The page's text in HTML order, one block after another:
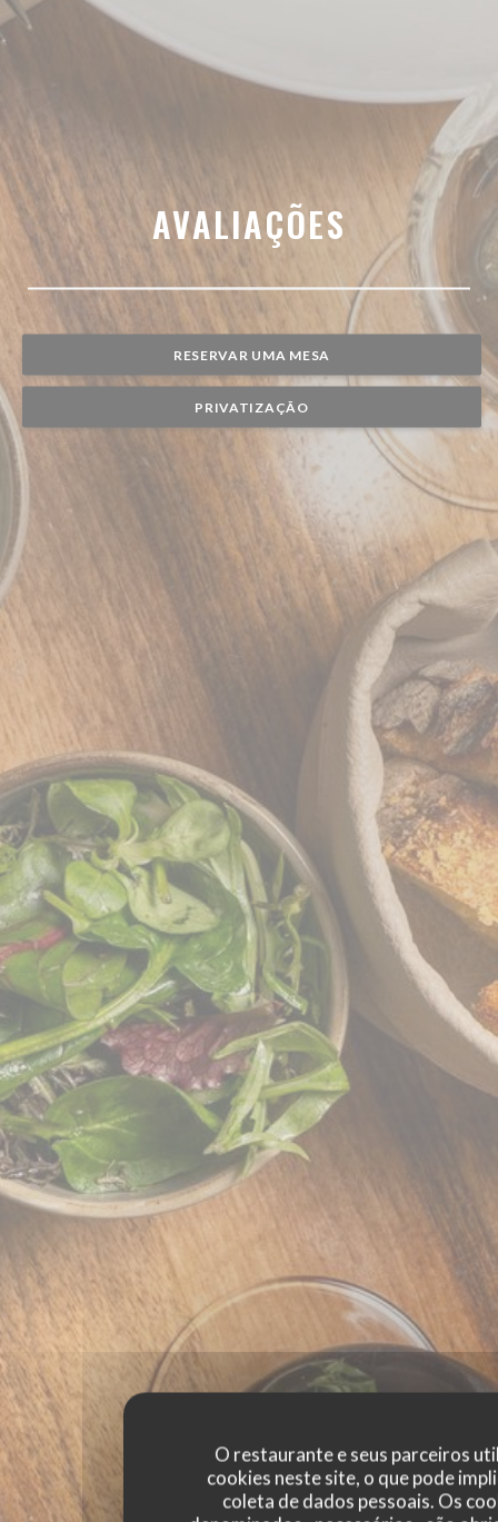
O restaurante e seus parceiros
cookies neste site, o que pode
coleta de dados pessoais. Os
AVALIAÇÕES
RESERVAR UMA MESA
PRIVATIZAÇÃO